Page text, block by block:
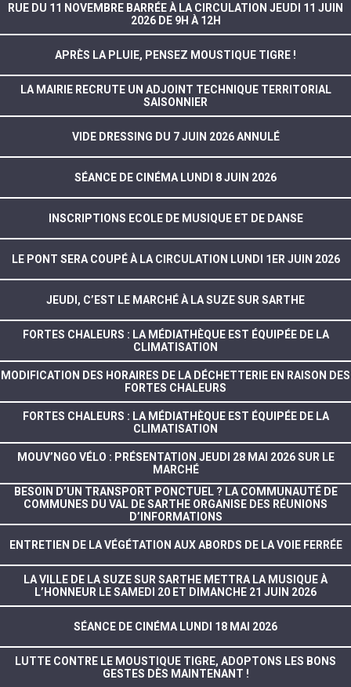
RUE DU 11 NOVEMBRE BARRÉE À LA CIRCULATION JEUDI 11 JUIN
2026 DE 9H À 12H
APRÈS LA PLUIE, PENSEZ MOUSTIQUE TIGRE !
LA MAIRIE RECRUTE UN ADJOINT TECHNIQUE TERRITORIAL
SAISONNIER
VIDE DRESSING DU 7 JUIN 2026 ANNULÉ
SÉANCE DE CINÉMA LUNDI 8 JUIN 2026
INSCRIPTIONS ECOLE DE MUSIQUE ET DE DANSE
LE PONT SERA COUPÉ À LA CIRCULATION LUNDI 1ER JUIN 2026
JEUDI, C’EST LE MARCHÉ À LA SUZE SUR SARTHE
FORTES CHALEURS : LA MÉDIATHÈQUE EST ÉQUIPÉE DE LA
CLIMATISATION
MODIFICATION DES HORAIRES DE LA DÉCHETTERIE EN RAISON DES
FORTES CHALEURS
FORTES CHALEURS : LA MÉDIATHÈQUE EST ÉQUIPÉE DE LA
CLIMATISATION
MOUV’NGO VÉLO : PRÉSENTATION JEUDI 28 MAI 2026 SUR LE
MARCHÉ
BESOIN D’UN TRANSPORT PONCTUEL ? LA COMMUNAUTÉ DE
COMMUNES DU VAL DE SARTHE ORGANISE DES RÉUNIONS
D’INFORMATIONS
ENTRETIEN DE LA VÉGÉTATION AUX ABORDS DE LA VOIE FERRÉE
LA VILLE DE LA SUZE SUR SARTHE METTRA LA MUSIQUE À
L’HONNEUR LE SAMEDI 20 ET DIMANCHE 21 JUIN 2026
SÉANCE DE CINÉMA LUNDI 18 MAI 2026
LUTTE CONTRE LE MOUSTIQUE TIGRE, ADOPTONS LES BONS
GESTES DÈS MAINTENANT !